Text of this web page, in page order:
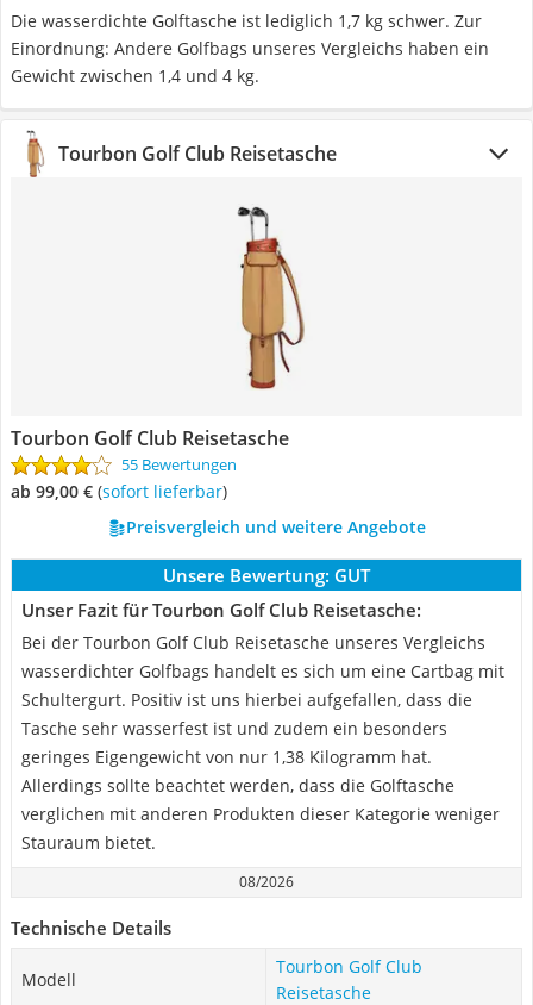
Die wasserdichte Golftasche ist lediglich 1,7 kg schwer. Zur
Einordnung: Andere Golfbags unseres Vergleichs haben ein
Gewicht zwischen 1,4 und 4 kg.
Tourbon Golf Club Reisetasche
Tourbon Golf Club Reisetasche
55 Bewertungen
ab 99,00 € ( Sofort lieferbar)
Preisvergleich und weitere Angebote
Unsere Bewertung: GUT
Unser Fazit für Tourbon Golf Club Reisetasche:
Bei der Tourbon Golf Club Reisetasche unseres Vergleichs
wasserdichter Golfbags handelt es sich um eine Cartbag mit
Schultergurt. Positiv ist uns hierbei aufgefallen, dass die
Tasche sehr wasserfest ist und zudem ein besonders
geringes Eigengewicht von nur 1,38 Kilogramm hat.
Allerdings sollte beachtet werden, dass die Golftasche
verglichen mit anderen Produkten dieser Kategorie weniger
Stauraum bietet.
08/2026
Technische Details
Modell
Tourbon Golf Club
Reisetasche